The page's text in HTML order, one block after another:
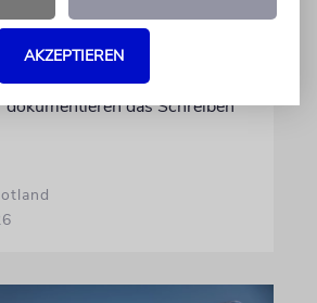
Vorstand der Synagogen-
an WDR-
Andrea Schafarczyk
das Schreiben
AKZEPTIEREN